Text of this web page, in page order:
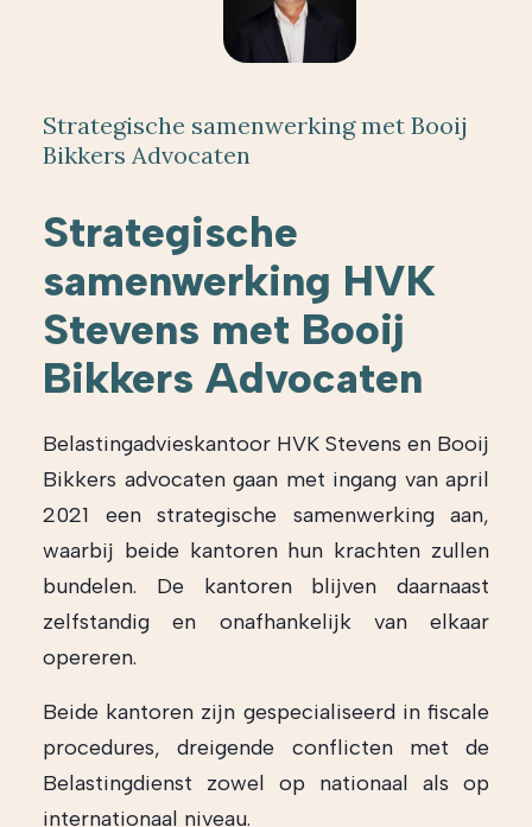
Strategische samenwerking met Booij
Bikkers Advocaten
Strategische
samenwerking HVK
Stevens met Booij
Bikkers Advocaten
Belastingadvieskantoor HVK Stevens en Booij
Bikkers advocaten gaan met ingang van april
2021 een strategische samenwerking aan,
waarbij beide kantoren hun krachten zullen
bundelen. De kantoren blijven daarnaast
zelfstandig en onafhankelijk van elkaar
opereren.
Beide kantoren zijn gespecialiseerd in fiscale
procedures, dreigende conflicten met de
Belastingdienst zowel op nationaal als op
internationaal niveau.